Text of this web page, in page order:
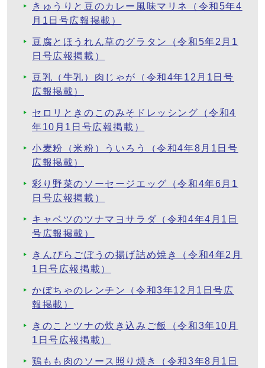
きゅうりと豆のカレー風味マリネ（令和5年4
月1日号広報掲載）
豆腐とほうれん草のグラタン（令和5年2月1
日号広報掲載）
豆乳（牛乳）肉じゃが（令和4年12月1日号
広報掲載）
セロリときのこのみそドレッシング（令和4
年10月1日号広報掲載）
小麦粉（米粉）ういろう（令和4年8月1日号
広報掲載）
彩り野菜のソーセージエッグ（令和4年6月1
日号広報掲載）
キャベツのツナマヨサラダ（令和4年4月1日
号広報掲載）
きんぴらごぼうの揚げ詰め焼き（令和4年2月
1日号広報掲載）
かぼちゃのレンチン（令和3年12月1日号広
報掲載）
きのことツナの炊き込みご飯（令和3年10月
1日号広報掲載）
鶏もも肉のソース照り焼き（令和3年8月1日